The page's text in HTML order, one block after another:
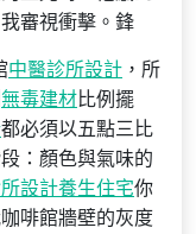
審視衝擊。鋒
中醫診所設計 ，所
無毒建材比例擺
都必須以五點三比
：顏色與氣味的
設計養生住宅你
啡館牆壁的灰度